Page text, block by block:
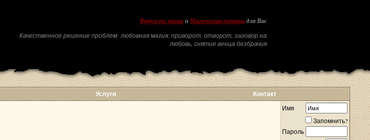
Форум по магии и Магическая помощь для Вас
Качественное решение проблем: любовная магия, приворот, отворот, заговор на
любовь, снятие венца безбрачия
Услуги Контакт
Имя
Запомнить?
Пароль